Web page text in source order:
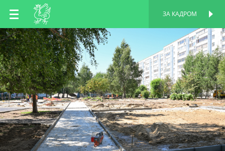
RU
EN
TT
ЗА КАДРОМ
ПЕРСОНАЛЬНАЯ
СТРАНИЦА